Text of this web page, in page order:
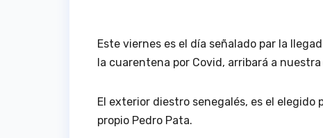
Este viernes es el día señalado par la
la cuarentena por Covid, arribará a
El exterior diestro senegalés, es el elegido
propio Pedro Pata.